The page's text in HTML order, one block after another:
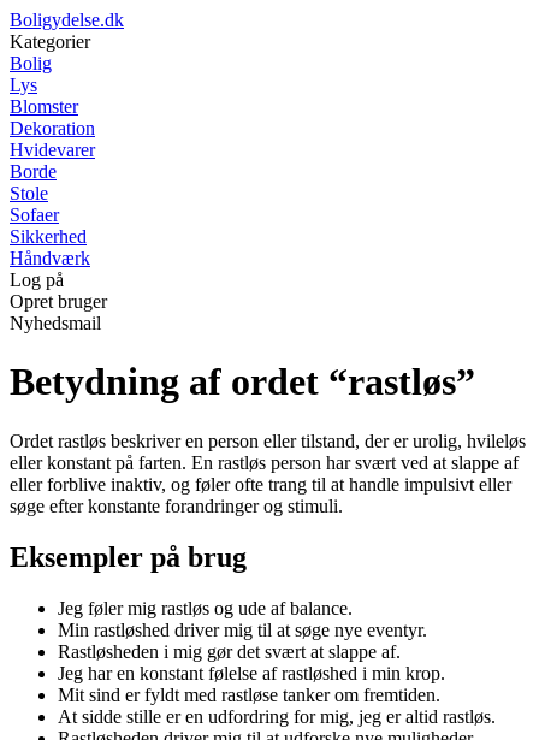
Boligydelse.dk
Kategorier
Bolig
Lys
Blomster
Dekoration
Hvidevarer
Borde
Stole
Sofaer
Sikkerhed
Håndværk
Log på
Opret bruger
Nyhedsmail
Betydning af ordet “rastløs”
Ordet rastløs beskriver en person eller tilstand, der er urolig, hvileløs
eller konstant på farten. En rastløs person har svært ved at slappe af
eller forblive inaktiv, og føler ofte trang til at handle impulsivt eller
søge efter konstante forandringer og stimuli.
Eksempler på brug
Jeg føler mig rastløs og ude af balance.
Min rastløshed driver mig til at søge nye eventyr.
Rastløsheden i mig gør det svært at slappe af.
Jeg har en konstant følelse af rastløshed i min krop.
Mit sind er fyldt med rastløse tanker om fremtiden.
At sidde stille er en udfordring for mig, jeg er altid rastløs.